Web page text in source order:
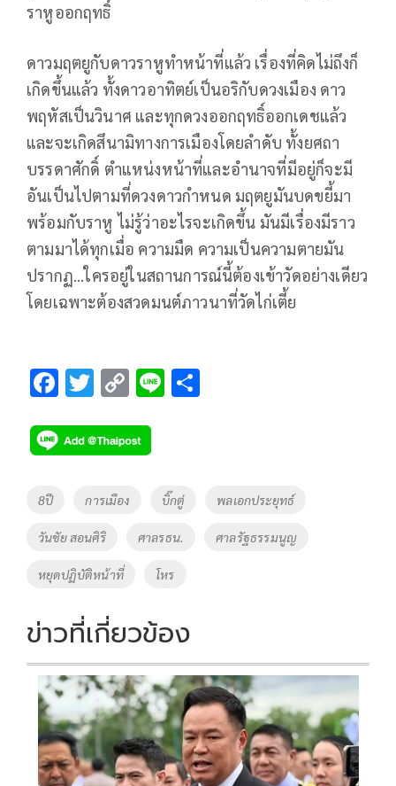
ราหูออกฤทธิ์
ดาวมฤตยูกับดาวราหูทำหน้าที่แล้ว เรื่องที่คิดไม่ถึงก็
เกิดขึ้นแล้ว ทั้งดาวอาทิตย์เป็นอริกับดวงเมือง ดาว
พฤหัสเป็นวินาศ และทุกดวงออกฤทธิ์ออกเดชแล้ว
และจะเกิดสึนามิทางการเมืองโดยลำดับ ทั้งยศถา
บรรดาศักดิ์ ตำแหน่งหน้าที่และอำนาจที่มีอยู่ก็จะมี
อันเป็นไปตามที่ดวงดาวกำหนด มฤตยูมันบดขยี้มา
พร้อมกับราหู ไม่รู้ว่าอะไรจะเกิดขึ้น มันมีเรื่องมีราว
ตามมาได้ทุกเมื่อ ความมืด ความเป็นความตายมัน
ปรากฏ...ใครอยู่ในสถานการณ์นี้ต้องเข้าวัดอย่างเดียว
โดยเฉพาะต้องสวดมนต์ภาวนาที่วัดไก่เตี้ย
F
e
b
o
k
T
tt
er
C
p
y
k
Li
Tags
8ปี การเมือง บิ๊กตู่ พลเอกประยุทธ์
วันชัย สอนศิริ ศาลรธน. ศาลรัฐธรรมนูญ
หยุดปฏิบัติหน้าที่ โหร
ข่าวที่เกี่ยวข้อง